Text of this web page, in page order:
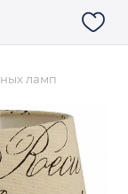
ламп